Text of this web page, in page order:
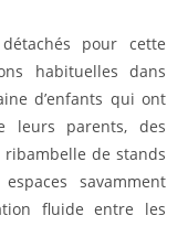
pour cette
habituelles dans
d’enfants qui ont
leurs parents, des
de stands
savamment
fluide entre les